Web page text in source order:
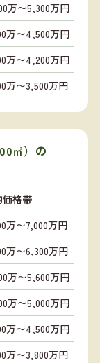
万〜5,300万円
万〜4,500万円
万〜4,200万円
万〜3,500万円
㎡）の
価格帯
万〜7,000万円
万〜6,300万円
万〜5,600万円
万〜5,000万円
万〜4,500万円
万〜3,800万円